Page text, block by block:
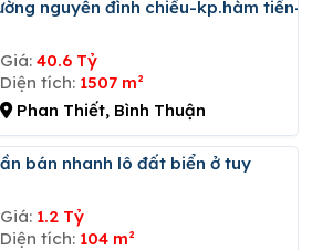
Giá: 40.6 Tỷ
Diện tích: 1507 m²
Phan Thiết, Bình Thuận
Giá: 1.2 Tỷ
Diện tích: 104 m²